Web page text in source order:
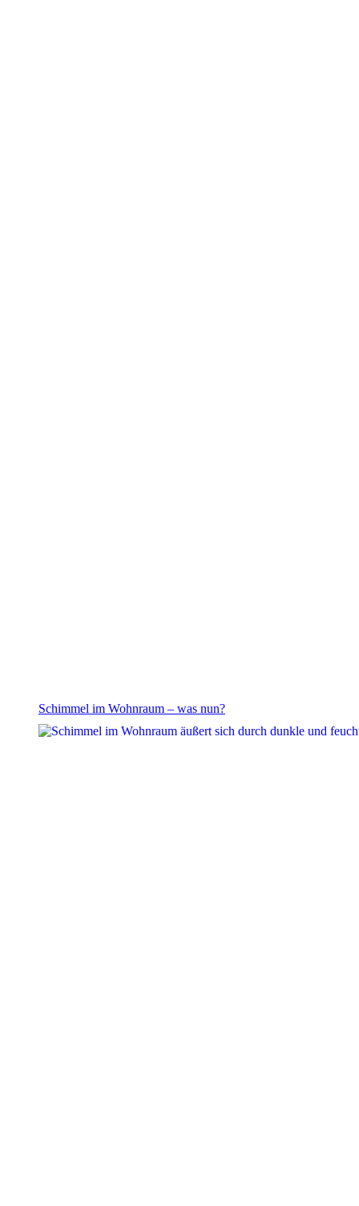
Schimmel im Wohnraum – was nun?